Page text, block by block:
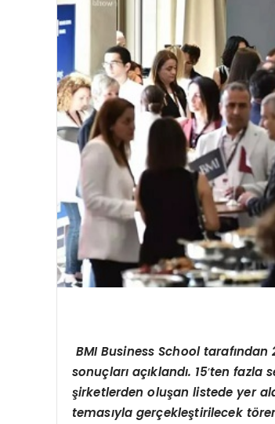
BMI Business School tarafından
sonuçları açıklandı. 15’ten fazla
şirketlerden oluşan listede yer
temasıyla gerçekleştirilecek tö